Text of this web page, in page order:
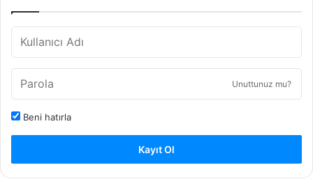
Unuttunuz mu?
Beni hatırla
Kayıt Ol